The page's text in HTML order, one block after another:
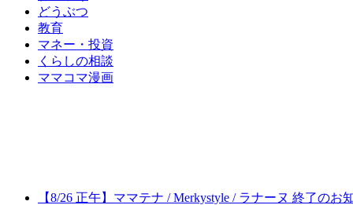
どうぶつ
教育
マネー・投資
くらしの相談
ママコマ漫画
【8/26 正午】ママテナ / Merkystyle / ラナーヌ 終了のお